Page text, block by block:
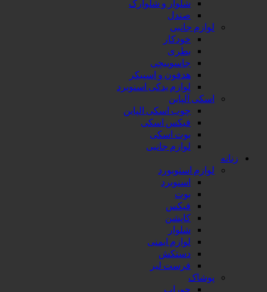
شلوار و شلوارک
صندل
لوازم جانبی
خودکار
بطری
جاسوییچی
هدفون و اسپیکر
لوازم یدکی اسنوبرد
اسکی آلپاین
چوب اسکی الپاین
فیکس اسکی
بوت اسکی
لوازم جانبی
زنانه
لوازم اسنوبورد
اسنوبرد
بوت
فیکس
کاپشن
شلوار
لوازم ایمنی
دستکش
فرست لیر
پوشاک
جوراب